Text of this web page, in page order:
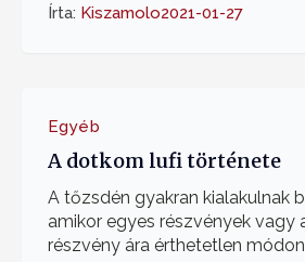
Írta: Kiszamolo2021-01-27
Egyéb
A dotkom lufi története
A tőzsdén gyakran kialakulnak
amikor egyes részvények vagy
részvény ára érthetetlen módon